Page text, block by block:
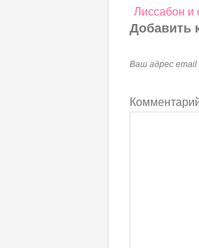
по
Лиссабон и
Добавить
Ваш адрес email